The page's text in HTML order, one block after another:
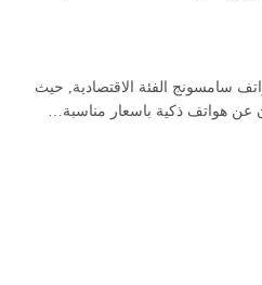
سامسونج الفئة الاقتصادية, حيث
عن هواتف ذكية باسعار مناسبة…